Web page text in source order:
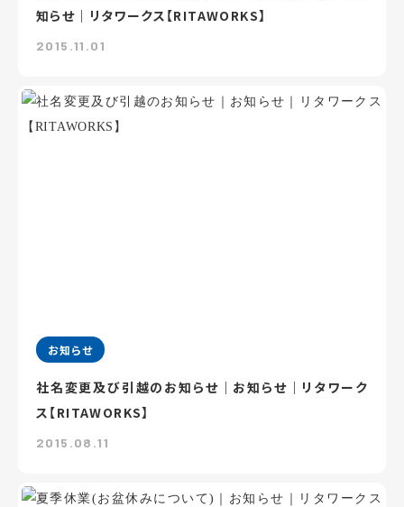
知らせ｜リタワークス【RITAWORKS】
2015.11.01
お知らせ
社名変更及び引越のお知らせ｜お知らせ｜リタワーク
ス【RITAWORKS】
2015.08.11